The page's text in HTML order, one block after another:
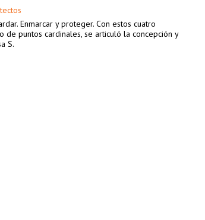
Enmarcar y proteger. Con estos cuatro
de puntos cardinales, se articuló la concepción y
S.